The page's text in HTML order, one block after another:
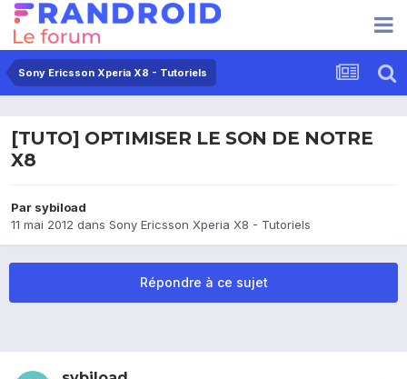
Sony Ericsson Xperia X8 - Tutoriels
[TUTO] OPTIMISER LE SON DE NOTRE
X8
Par sybiload
11 mai 2012 dans Sony Ericsson Xperia X8 - Tutoriels
Répondre à ce sujet